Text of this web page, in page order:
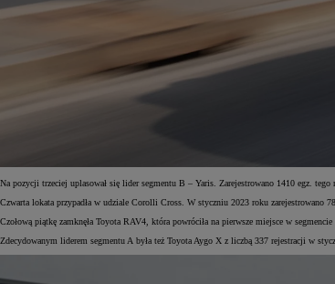
Na pozycji trzeciej uplasował się lider segmentu B – Yaris. Zarejestrowano 1410 egz.
Czwarta lokata przypadła w udziale Corolli Cross. W styczniu 2023 roku zarejestrowano
Czołową piątkę zamknęła Toyota RAV4, która powróciła na pierwsze miejsce w
Zdecydowanym liderem segmentu A była też Toyota Aygo X z liczbą 337 rejestracji w